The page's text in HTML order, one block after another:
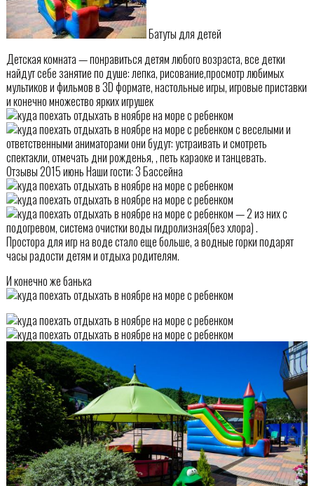
Батуты для детей
Детская комната — понравиться детям любого возраста, все детки
найдут себе занятие по душе: лепка, рисование,просмотр любимых
мультиков и фильмов в 3D формате, настольные игры, игровые приставки
и конечно множество ярких игрушек
с веселыми и
ответственными аниматорами они будут: устраивать и смотреть
спектакли, отмечать дни рожденья, , петь караоке и танцевать.
Отзывы 2015 июнь Наши гости: 3 Бассейна
— 2 из них с
подогревом, система очистки воды гидролизная(без хлора) .
Простора для игр на воде стало еще больше, а водные горки подарят
часы радости детям и отдыха родителям.
И конечно же банька